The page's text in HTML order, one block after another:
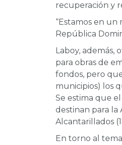
recuperación y
“Estamos en
República
Laboy, además,
para obras de
fondos, pero
municipios) los
Se estima que
destinan para la
Alcantarillados
En torno al